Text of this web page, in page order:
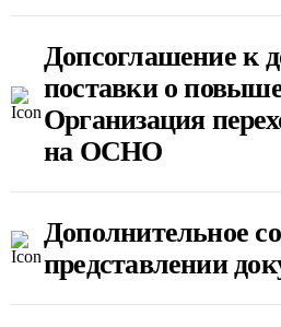
Допсоглашение к
поставки о
Организация
на ОСНО
Дополнительное
представлении